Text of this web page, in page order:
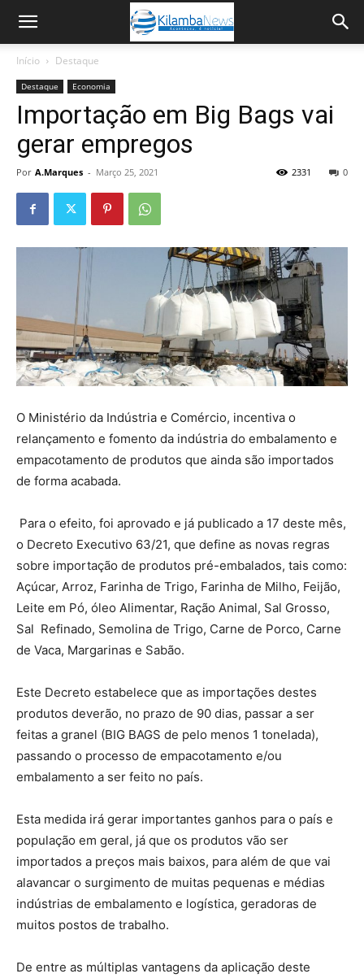
Início Destaque
Destaque Economia
Importação em Big Bags vai
gerar empregos
Por A.Marques - Março 25, 2021 0
2331
O Ministério da Indústria e Comércio, incentiva o
relançamento e fomento da indústria do embalamento e
empacotamento de produtos que ainda são importados
de forma acabada.
Para o efeito, foi aprovado e já publicado a 17 deste mês,
o Decreto Executivo 63/21, que define as novas regras
sobre importação de produtos pré-embalados, tais como:
Açúcar, Arroz, Farinha de Trigo, Farinha de Milho, Feijão,
Leite em Pó, óleo Alimentar, Ração Animal, Sal Grosso,
Sal Refinado, Semolina de Trigo, Carne de Porco, Carne
de Vaca, Margarinas e Sabão.
Este Decreto estabelece que as importações destes
produtos deverão, no prazo de 90 dias, passar a ser
feitas a granel (BIG BAGS de pelo menos 1 tonelada),
passando o processo de empacotamento e/ou
embalamento a ser feito no país.
Esta medida irá gerar importantes ganhos para o país e
população em geral, já que os produtos vão ser
importados a preços mais baixos, para além de que vai
alavancar o surgimento de muitas pequenas e médias
indústrias de embalamento e logística, geradoras de
muitos postos de trabalho.
De entre as múltiplas vantagens da aplicação deste